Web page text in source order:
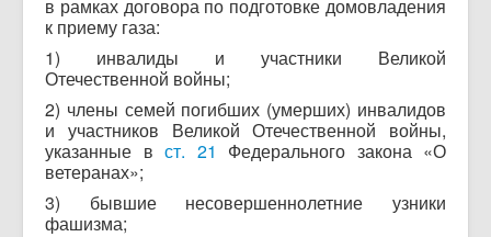
в рамках договора по подготовке домовладения
к приему газа:
1) инвалиды и участники Великой
Отечественной войны;
2) члены семей погибших (умерших) инвалидов
и участников Великой Отечественной войны,
указанные в ст. 21
Федерального закона «О
ветеранах»;
3) бывшие несовершеннолетние узники
фашизма;